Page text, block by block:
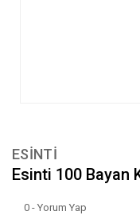
ESİNTİ
Esinti 100 Bayan
0 - Yorum Yap